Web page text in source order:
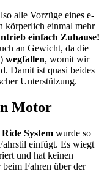
alle Vorzüge eines e-
körperlich einmal mehr
einfach Zuhause!
an Gewicht, da die
wegfallen, womit wir
Damit ist quasi beides
Unterstützung.
Motor
System wurde so
einfügt. Es wiegt
und hat keinen
Fahren über der